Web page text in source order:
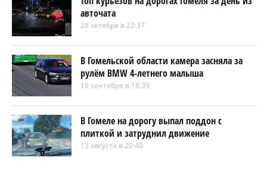
авточата
28 октября в 22:37
В Гомельской области камера засняла за
рулём BMW 4-летнего малыша
18 сентября в 18:39
В Гомеле на дорогу выпал поддон с
плиткой и затруднил движение
13 августа в 20:40